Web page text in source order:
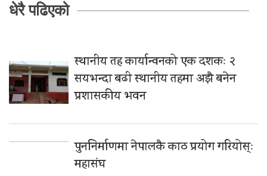
धेरै पढिएको
स्थानीय तह कार्यान्वनको एक दशकः २
सयभन्दा बढी स्थानीय तहमा अझै बनेन
प्रशासकीय भवन
पुननिर्माणमा नेपालकै काठ प्रयोग गरियोस्ः
महासंघ